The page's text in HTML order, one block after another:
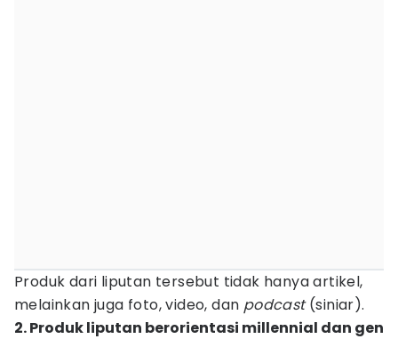
Produk dari liputan tersebut tidak hanya artikel,
melainkan juga foto, video, dan podcast(siniar).
2. Produk liputan berorientasi millennial dan gen